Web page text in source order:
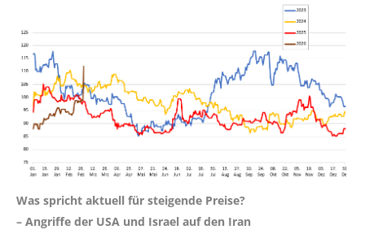
Was spricht aktuell für steigende Preise?
– Angriffe der USA und Israel auf den Iran